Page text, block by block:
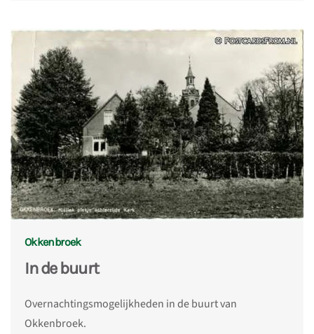
Okkenbroek
In de buurt
Overnachtingsmogelijkheden in de buurt van
Okkenbroek.